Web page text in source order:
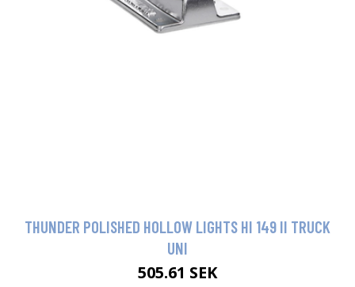
THUNDER POLISHED HOLLOW LIGHTS HI 149 II TRUCK
UNI
505.61 SEK